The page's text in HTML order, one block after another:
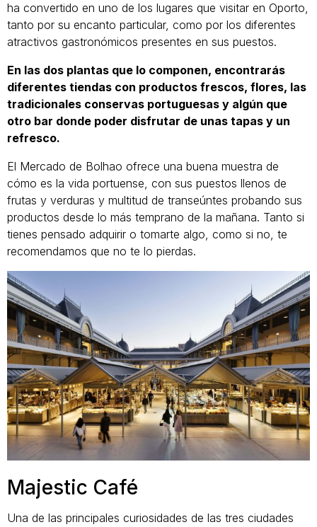
ha convertido en uno de los lugares que visitar en Oporto,
tanto por su encanto particular, como por los diferentes
atractivos gastronómicos presentes en sus puestos.
En las dos plantas que lo componen, encontrarás
diferentes tiendas con productos frescos, flores, las
tradicionales conservas portuguesas y algún que
otro bar donde poder disfrutar de unas tapas y un
refresco.
El Mercado de Bolhao ofrece una buena muestra de
cómo es la vida portuense, con sus puestos llenos de
frutas y verduras y multitud de transeúntes probando sus
productos desde lo más temprano de la mañana. Tanto si
tienes pensado adquirir o tomarte algo, como si no, te
recomendamos que no te lo pierdas.
Majestic Café
Una de las principales curiosidades de las tres ciudades